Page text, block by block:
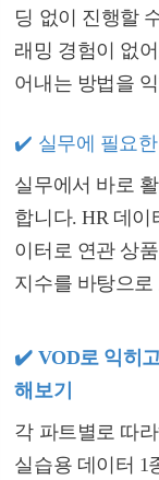
딩 없이 진행할
래밍 경험이 없
어내는 방법을
✔️ 실무에 필요
실무에서 바로
합니다.HR 데이
이터로 연관 상
지수를 바탕으
✔️ VOD로 익히
해보기
각 파트별로 따
실습용 데이터 1